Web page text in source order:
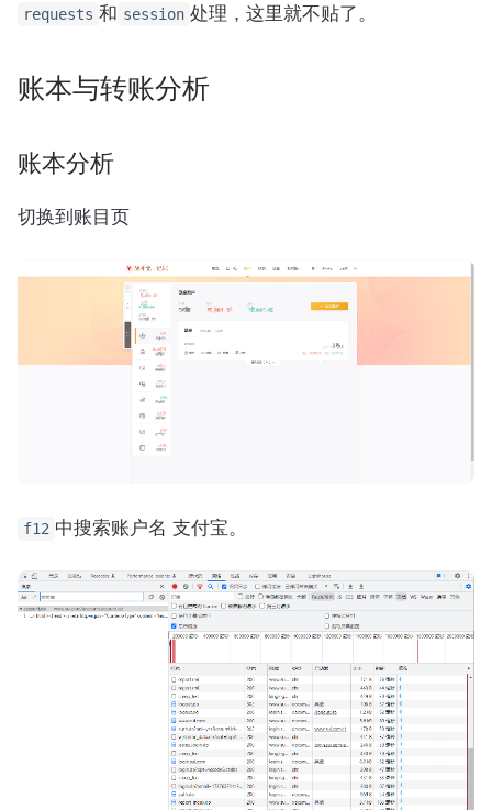
requests 和 session 处理，这里就不贴了。
账本与转账分析
账本分析
切换到账目页
f12 中搜索账户名 支付宝。